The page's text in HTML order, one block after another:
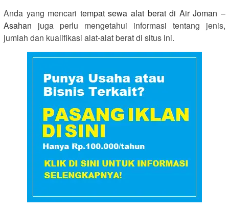
Anda yang mencari tempat sewa alat berat di Air Joman –
Asahan juga perlu mengetahui informasi tentang jenis,
jumlah dan kualifikasi alat-alat berat di situs ini.